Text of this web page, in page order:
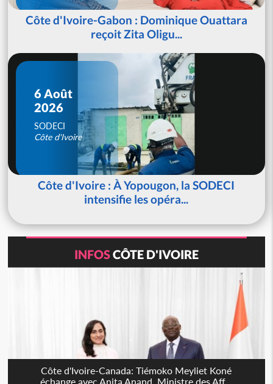
Côte d'Ivoire-Gabon : Dominique Ouattara
reçoit Zita Oligu...
6 Août
2026
SODECI
Côte d'Ivoire
Côte d'Ivoire : À Yopougon, la SODECI
intensifie les opéra...
INFOSCÔTE D'IVOIRE
Côte d'Ivoire-Canada: Tiémoko Meyliet Koné
échange avec Anita Anand, Ministre des Aff...